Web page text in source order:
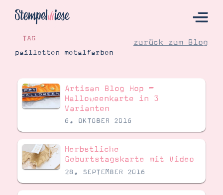
Hier Starten
Katalog
Bestellen
Kontakt
TAG
pailletten metalfarben
zurück zum Blog
Artisan Blog Hop –
Halloweenkarte in 3
Varianten
6. OKTOBER 2016
Herbstliche
Geburtstagskarte mit Video
28. SEPTEMBER 2016